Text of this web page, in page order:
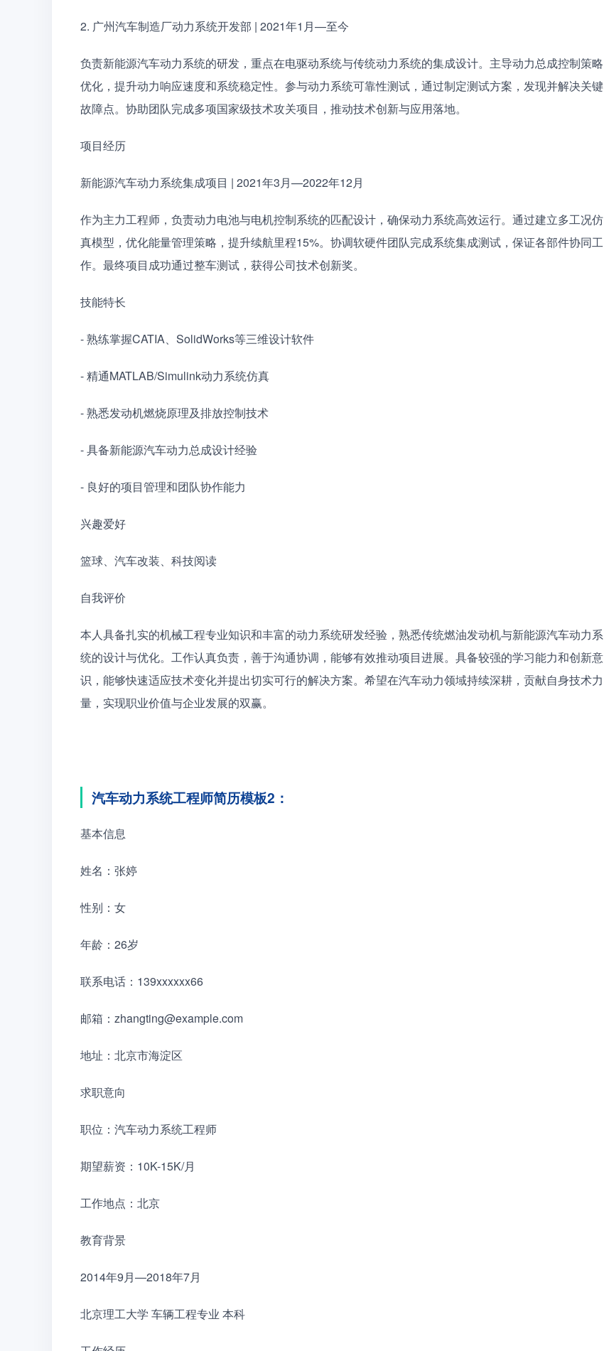
2. 广州汽车制造厂动力系统开发部 | 2021年1月—至今
负责新能源汽车动力系统的研发，重点在电驱动系统与传统动力系统的集成设计。主导动力总成控制策略
优化，提升动力响应速度和系统稳定性。参与动力系统可靠性测试，通过制定测试方案，发现并解决关键
故障点。协助团队完成多项国家级技术攻关项目，推动技术创新与应用落地。
项目经历
新能源汽车动力系统集成项目 | 2021年3月—2022年12月
作为主力工程师，负责动力电池与电机控制系统的匹配设计，确保动力系统高效运行。通过建立多工况仿
真模型，优化能量管理策略，提升续航里程15%。协调软硬件团队完成系统集成测试，保证各部件协同工
作。最终项目成功通过整车测试，获得公司技术创新奖。
技能特长
- 熟练掌握CATIA、SolidWorks等三维设计软件
- 精通MATLAB/Simulink动力系统仿真
- 熟悉发动机燃烧原理及排放控制技术
- 具备新能源汽车动力总成设计经验
- 良好的项目管理和团队协作能力
兴趣爱好
篮球、汽车改装、科技阅读
自我评价
本人具备扎实的机械工程专业知识和丰富的动力系统研发经验，熟悉传统燃油发动机与新能源汽车动力系
统的设计与优化。工作认真负责，善于沟通协调，能够有效推动项目进展。具备较强的学习能力和创新意
识，能够快速适应技术变化并提出切实可行的解决方案。希望在汽车动力领域持续深耕，贡献自身技术力
量，实现职业价值与企业发展的双赢。
汽车动力系统工程师简历模板2：
基本信息
姓名：张婷
性别：女
年龄：26岁
联系电话：139xxxxxx66
邮箱：zhangting@example.com
地址：北京市海淀区
求职意向
职位：汽车动力系统工程师
期望薪资：10K-15K/月
工作地点：北京
教育背景
2014年9月—2018年7月
北京理工大学 车辆工程专业 本科